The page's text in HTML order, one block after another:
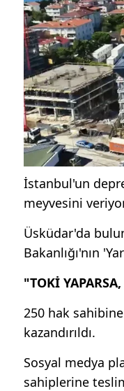
İstanbul'un
meyvesini
Üsküdar'da
Bakanlığı'nın
"TOKİ
250 hak
kazandırıldı.
Sosyal medya
sahiplerine